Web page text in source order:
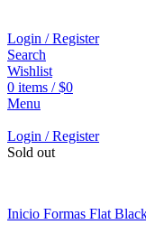
Login / Register
Search
Wishlist
0 items / $0
Menu
Login / Register
Sold out
Inicio Formas Flat